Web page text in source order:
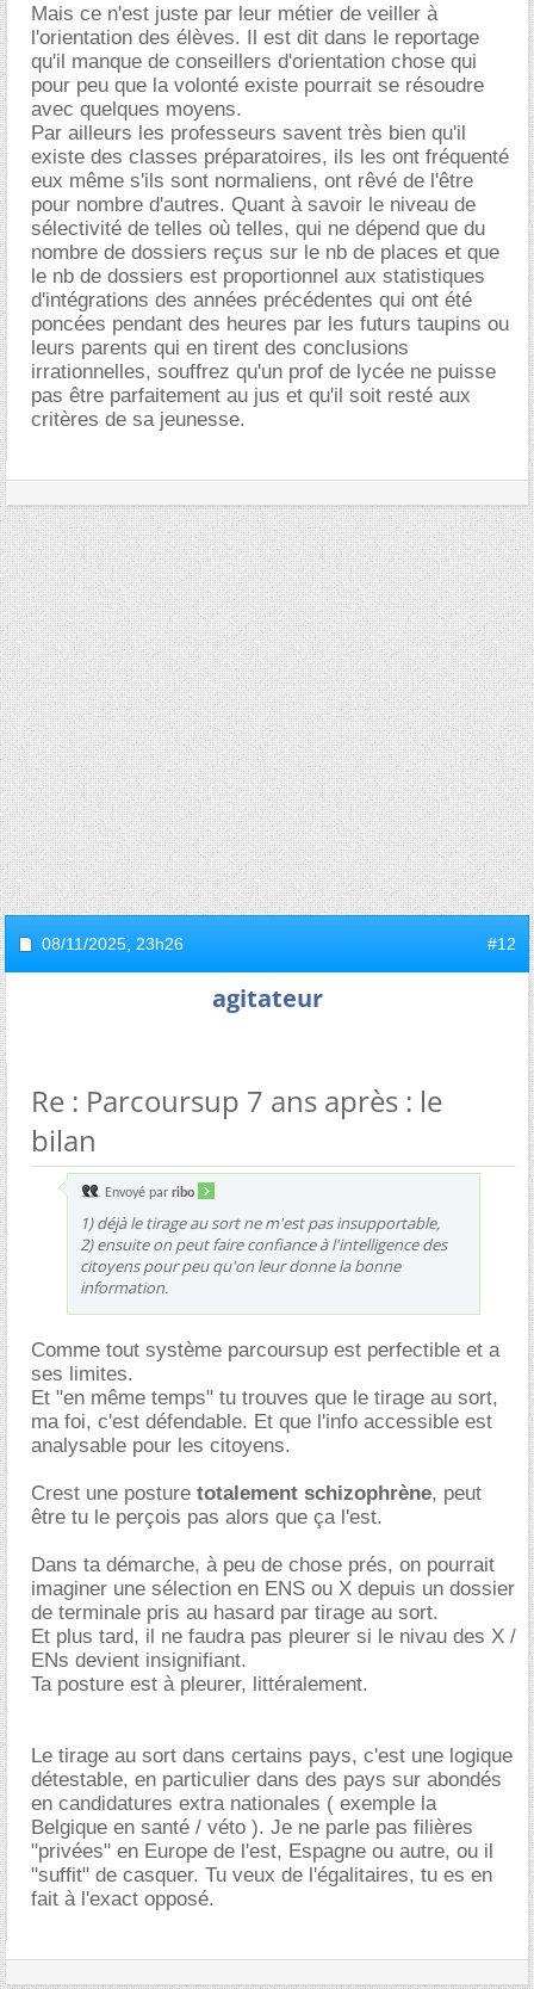
Mais ce n'est juste par leur métier de veiller à
l'orientation des élèves. Il est dit dans le reportage
qu'il manque de conseillers d'orientation chose qui
pour peu que la volonté existe pourrait se résoudre
avec quelques moyens.
Par ailleurs les professeurs savent très bien qu'il
existe des classes préparatoires, ils les ont fréquenté
eux même s'ils sont normaliens, ont rêvé de l'être
pour nombre d'autres. Quant à savoir le niveau de
sélectivité de telles où telles, qui ne dépend que du
nombre de dossiers reçus sur le nb de places et que
le nb de dossiers est proportionnel aux statistiques
d'intégrations des années précédentes qui ont été
poncées pendant des heures par les futurs taupins ou
leurs parents qui en tirent des conclusions
irrationnelles, souffrez qu'un prof de lycée ne puisse
pas être parfaitement au jus et qu'il soit resté aux
critères de sa jeunesse.
08/11/2025, 23h26 #12
agitateur
Re : Parcoursup 7 ans après : le
bilan
Envoyé par ribo
1) déjà le tirage au sort ne m'est pas insupportable,
2) ensuite on peut faire confiance à l'intelligence des
citoyens pour peu qu'on leur donne la bonne
information.
Comme tout système parcoursup est perfectible et a
ses limites.
Et "en même temps" tu trouves que le tirage au sort,
ma foi, c'est défendable. Et que l'info accessible est
analysable pour les citoyens.
Crest une posture totalement schizophrène, peut
être tu le perçois pas alors que ça l'est.
Dans ta démarche, à peu de chose prés, on pourrait
imaginer une sélection en ENS ou X depuis un dossier
de terminale pris au hasard par tirage au sort.
Et plus tard, il ne faudra pas pleurer si le nivau des X /
ENs devient insignifiant.
Ta posture est à pleurer, littéralement.
Le tirage au sort dans certains pays, c'est une logique
détestable, en particulier dans des pays sur abondés
en candidatures extra nationales ( exemple la
Belgique en santé / véto ). Je ne parle pas filières
"privées" en Europe de l'est, Espagne ou autre, ou il
"suffit" de casquer. Tu veux de l'égalitaires, tu es en
fait à l'exact opposé.